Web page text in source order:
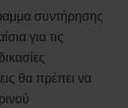
συντήρησης
για τις
θα πρέπει να